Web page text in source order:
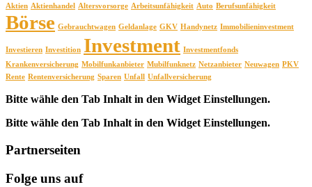
Aktien Aktienhandel Altersvorsorge Arbeitsunfähigkeit Auto Berufsunfähigkeit
Börse Gebrauchtwagen Geldanlage GKV Handynetz Immobilieninvestment
Investieren Investition Investment Investmentfonds
Krankenversicherung Mobilfunkanbieter Mubilfunknetz Netzanbieter Neuwagen PKV
Rente Rentenversicherung Sparen Unfall Unfallversicherung
Bitte wähle den Tab Inhalt in den Widget Einstellungen.
Bitte wähle den Tab Inhalt in den Widget Einstellungen.
Partnerseiten
Folge uns auf